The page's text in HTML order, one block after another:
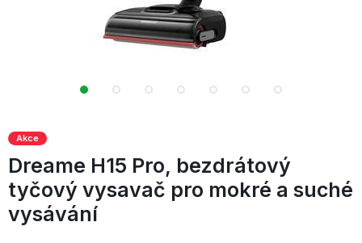
Akce
Dreame H15 Pro, bezdrátový
tyčový vysavač pro mokré a suché
vysávání